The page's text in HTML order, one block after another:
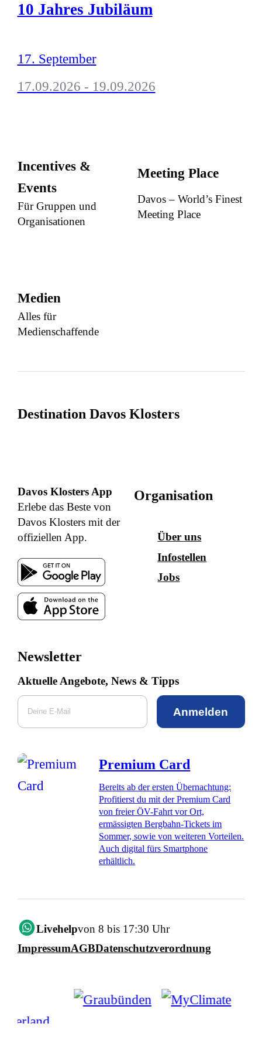
10 Jahres Jubiläum
17. September
17.09.2026 - 19.09.2026
Incentives &
Events
Für Gruppen und
Organisationen
Meeting Place
Davos – World’s Finest
Meeting Place
Medien
Alles für
Medienschaffende
Destination Davos Klosters
Davos Klosters App
Erlebe das Beste von
Davos Klosters mit der
offiziellen App.
Organisation
Über uns
Infostellen
Jobs
Newsletter
Aktuelle Angebote, News & Tipps
Anmelden
Premium Card
Bereits ab der ersten Übernachtung:
Profitierst du mit der Premium Card
von freier ÖV-Fahrt vor Ort,
ermässigten Bergbahn-Tickets im
Sommer, sowie von weiteren Vorteilen.
Auch digital fürs Smartphone
erhältlich.
Livehelpvon 8 bis 17:30 Uhr
ImpressumAGBDatenschutzverordnung